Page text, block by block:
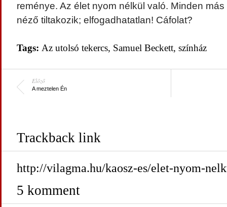
reménye. Az élet nyom nélkül való. Minden
néző tiltakozik; elfogadhatatlan! Cáfolat?
Tags: Az utolsó tekercs, Samuel Beckett, színház
Előző
A meztelen Én
Trackback link
http://vilagma.hu/kaosz-es/elet-nyom-
5 komment